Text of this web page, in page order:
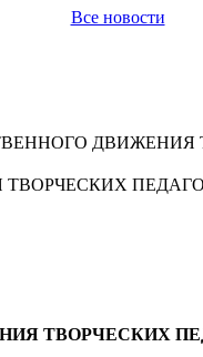
Все новости
ДВИЖЕНИЯ
ТВОРЧЕСКИХ